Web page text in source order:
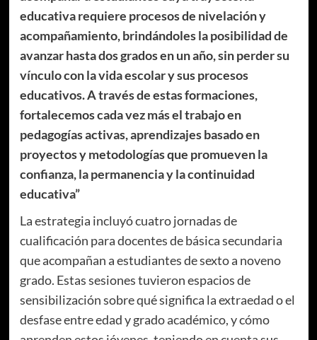
educativa requiere procesos de nivelación y
acompañamiento, brindándoles la posibilidad de
avanzar hasta dos grados en un año, sin perder su
vínculo con la vida escolar y sus procesos
educativos. A través de estas formaciones,
fortalecemos cada vez más el trabajo en
pedagogías activas, aprendizajes basado en
proyectos y metodologías que promueven la
confianza, la permanencia y la continuidad
educativa”
La estrategia incluyó cuatro jornadas de
cualificación para docentes de básica secundaria
que acompañan a estudiantes de sexto a noveno
grado. Estas sesiones tuvieron espacios de
sensibilización sobre qué significa la extraedad o el
desfase entre edad y grado académico, y cómo